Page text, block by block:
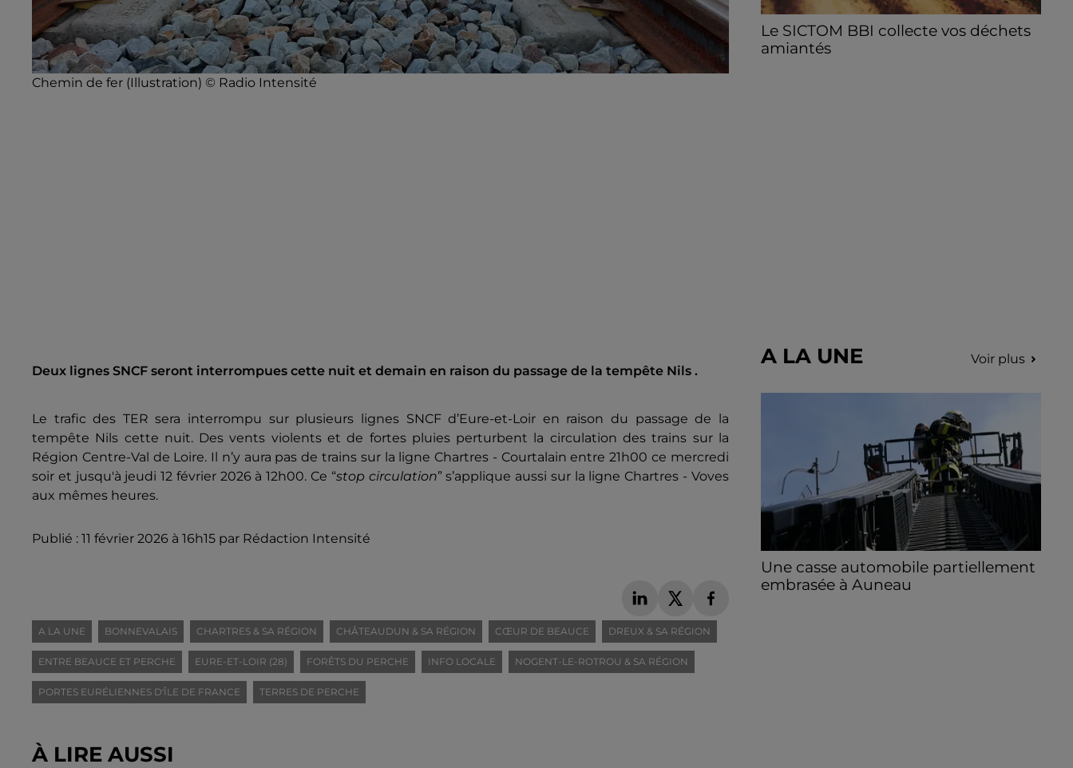
Chemin de fer (Illustration) © Radio Intensité
Deux lignes SNCF seront interrompues cette nuit et demain en raison du passage de la tempête Nils .
Le trafic des TER sera interrompu sur plusieurs lignes SNCF d’Eure-et-Loir en raison du passage de la
tempête Nils cette nuit. Des vents violents et de fortes pluies perturbent la circulation des trains sur la
Région Centre-Val de Loire. Il n’y aura pas de trains sur la ligne Chartres - Courtalain entre 21h00 ce mercredi
soir et jusqu'à jeudi 12 février 2026 à 12h00. Ce “stop circulation” s’applique aussi sur la ligne Chartres - Voves
aux mêmes heures.
Publié : 11 février 2026 à 16h15 par Rédaction Intensité
A LA UNE BONNEVALAIS CHARTRES & SA RÉGION CHÂTEAUDUN & SA RÉGION CŒUR DE BEAUCE DREUX & SA RÉGION
ENTRE BEAUCE ET PERCHE EURE-ET-LOIR (28) FORÊTS DU PERCHE INFO LOCALE NOGENT-LE-ROTROU & SA RÉGION
PORTES EURÉLIENNES D'ÎLE DE FRANCE TERRES DE PERCHE
À LIRE AUSSI
Le SICTOM BBI collecte vos déchets
amiantés
A LA UNE Voir plus
Une casse automobile partiellement
embrasée à Auneau